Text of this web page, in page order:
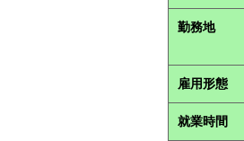
勤務地
雇用形態
就業時間